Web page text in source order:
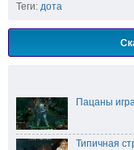
Теги: дота
Пацаны
Типичная